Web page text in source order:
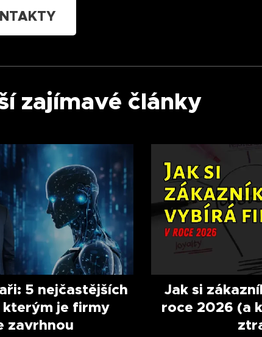
zajímavé články
5 nejčastějších
kterým je firmy
zavrhnou
Jak si
roce 2026 (a